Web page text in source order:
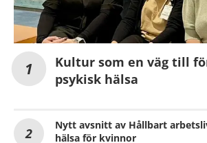
Kultur som en väg till
psykisk hälsa
Nytt avsnitt av Hållbart
hälsa för kvinnor